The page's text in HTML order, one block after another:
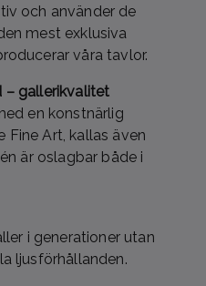
och använder de
mest exklusiva
våra tavlor.
– gallerikvalitet
en konstnärlig
Fine Art, kallas även
är oslagbar både i
i generationer utan
ljusförhållanden.